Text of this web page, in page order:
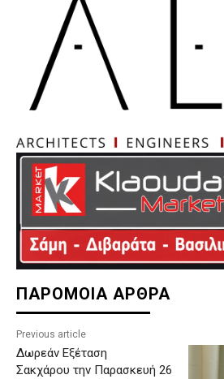
ΠΑΡΟΜΟΙΑ ΑΡΘΡΑ
Previous article
Δωρεάν Εξέταση
Σακχάρου την Παρασκευή 26